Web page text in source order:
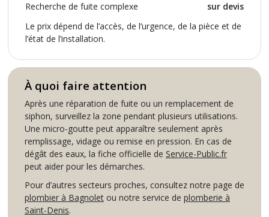
Recherche de fuite complexe
sur devis
Le prix dépend de l’accès, de l’urgence, de la pièce et de
l’état de l’installation.
À quoi faire attention
Après une réparation de fuite ou un remplacement de
siphon, surveillez la zone pendant plusieurs utilisations.
Une micro-goutte peut apparaître seulement après
remplissage, vidage ou remise en pression. En cas de
dégât des eaux, la fiche officielle de Service-Public.fr
peut aider pour les démarches.
Pour d’autres secteurs proches, consultez notre page de
plombier à Bagnolet ou notre service de plomberie à
Saint-Denis.